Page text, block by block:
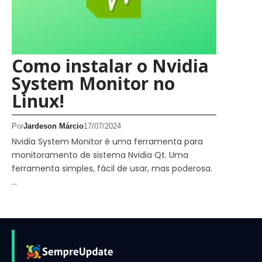
Como instalar o Nvidia
System Monitor no
Linux!
PorJardeson Márcio17/07/2024
Nvidia System Monitor é uma ferramenta para
monitoramento de sistema Nvidia Qt. Uma
ferramenta simples, fácil de usar, mas poderosa.
…